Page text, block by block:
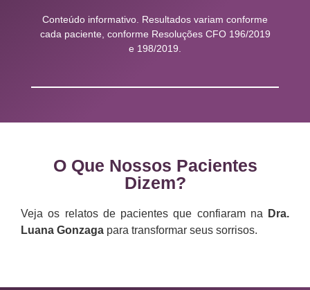
Conteúdo informativo. Resultados variam conforme
cada paciente, conforme Resoluções CFO 196/2019
e 198/2019.
O Que Nossos Pacientes
Dizem?
Veja os relatos de pacientes que confiaram na
Dra.
Luana Gonzaga para transformar seus sorrisos.